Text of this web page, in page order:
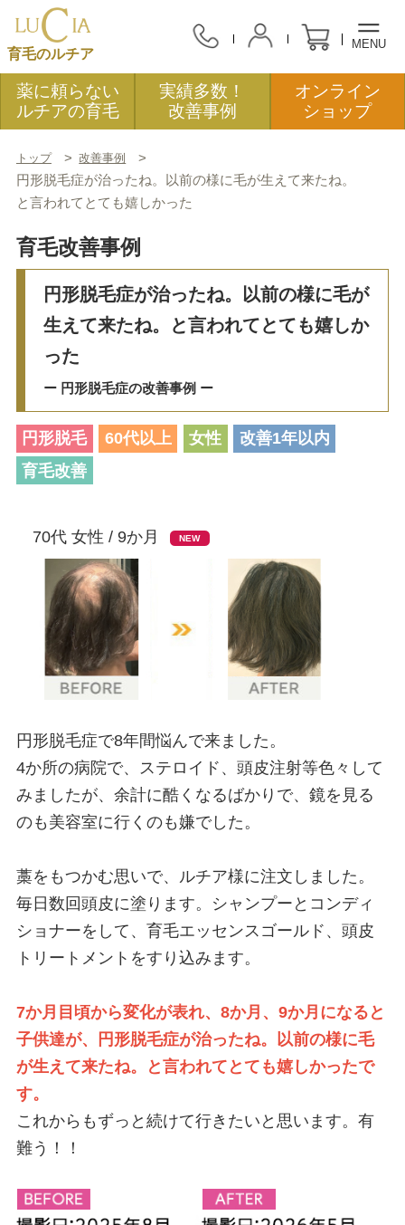
オンラインショッピング
会社案内
アクセス
ルチアの育毛
育毛ビフォーアフター
商品一覧
カウンセリング/サロン
お問合せ
育毛のルチア
MENU
薬に頼らない
ルチアの育毛
実績多数！
改善事例
オンライン
ショップ
トップ 改善事例
円形脱毛症が治ったね。以前の様に毛が生えて来たね。
と言われてとても嬉しかった
育毛改善事例
円形脱毛症が治ったね。以前の様に毛が
生えて来たね。と言われてとても嬉しか
った
ー 円形脱毛症の改善事例 ー
円形脱毛 60代以上 女性
改善1年以内
育毛改善
70代 女性 / 9か月 NEW
円形脱毛症で8年間悩んで来ました。
4か所の病院で、ステロイド、頭皮注射等色々して
みましたが、余計に酷くなるばかりで、鏡を見る
のも美容室に行くのも嫌でした。
藁をもつかむ思いで、ルチア様に注文しました。
毎日数回頭皮に塗ります。シャンプーとコンディ
ショナーをして、育毛エッセンスゴールド、頭皮
トリートメントをすり込みます。
7か月目頃から変化が表れ、8か月、9か月になると
子供達が、円形脱毛症が治ったね。以前の様に毛
が生えて来たね。と言われてとても嬉しかったで
す。
これからもずっと続けて行きたいと思います。有
難う！！